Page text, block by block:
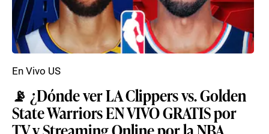
📡 ¿Dónde ver LA Clippers vs. Golden
State Warriors EN VIVO GRATIS por
En Vivo US